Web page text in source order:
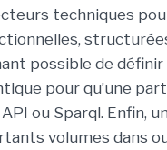
techniques
possible de
pour qu’une
ou Sparql. Enfin,
volumes dans